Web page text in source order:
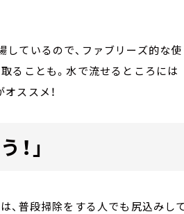
ているので、ファブリーズ的な使
ることも。水で流せるところには
ススメ！
」
、普段掃除をする人でも尻込みし